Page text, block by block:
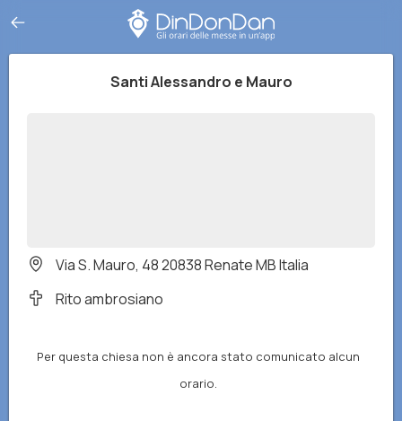
Santi Alessandro e Mauro
Via S. Mauro, 48 20838 Renate MB Italia
Rito ambrosiano
Per questa chiesa non è ancora stato comunicato alcun
orario.